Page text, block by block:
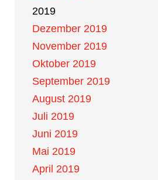
2019
Dezember 2019
November 2019
Oktober 2019
September 2019
August 2019
Juli 2019
Juni 2019
Mai 2019
April 2019